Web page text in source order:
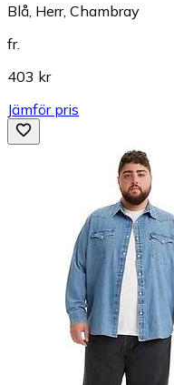
Blå, Herr, Chambray
fr.
403 kr
Jämför pris